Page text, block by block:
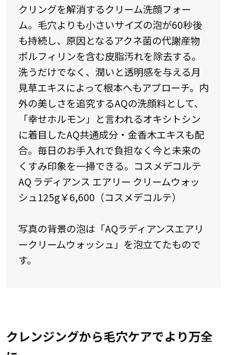
クリングを解消するクリーム洗顔フォー
ム。毛穴よりも小さいサイズの泡が60秒後
も持続し、原因となるアクネ菌の代謝産物
ポルフィリンを含む皮脂汚れを除去する。
洗うだけでなく、潤いと透明感を与える月
見草エキスによって根本へもアプローチ。内
外の美しさを追究するAQの洗顔料として、
「幸せホルモン」と言われるオキシトシン
に着目したAQ共通成分・金香木エキスも配
合。毎日のお手入れで負担なく今と未来の
くすみ印象を一掃できる。コスメデコルテ
AQ ラディアンス エアリー クリームウォッ
シュ125g￥6,600（コスメデコルテ）
写真の背景の泡は「AQラディアンスエアリ
ークリームウォッシュ」を泡立てたもので
す。
クレンジングから毛穴ケアでより万全